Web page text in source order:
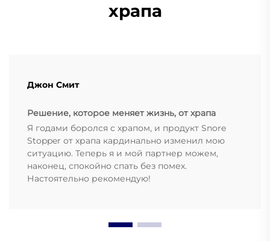
храпа
Джон Смит
Решение, которое меняет жизнь, от храпа
Я годами боролся с храпом, и продукт Snore
Stopper от храпа кардинально изменил мою
ситуацию. Теперь я и мой партнер можем,
наконец, спокойно спать без помех.
Настоятельно рекомендую!